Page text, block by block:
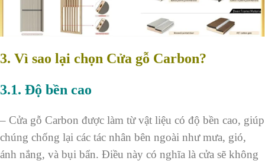
3. Vì sao lại chọn Cửa gỗ Carbon?
3.1. Độ bền cao
– Cửa gỗ Carbon được làm từ vật liệu có độ bền cao, giúp
chúng chống lại các tác nhân bên ngoài như mưa, gió,
ánh nắng, và bụi bẩn. Điều này có nghĩa là cửa sẽ không